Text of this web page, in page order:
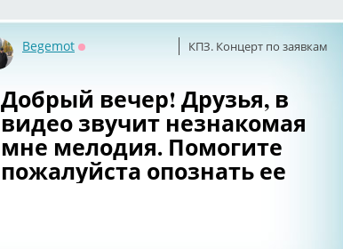
КПЗ. Концерт по заявкам
Begemot
Добрый вечер! Друзья, в
видео звучит незнакомая
мне мелодия. Помогите
пожалуйста опознать ее